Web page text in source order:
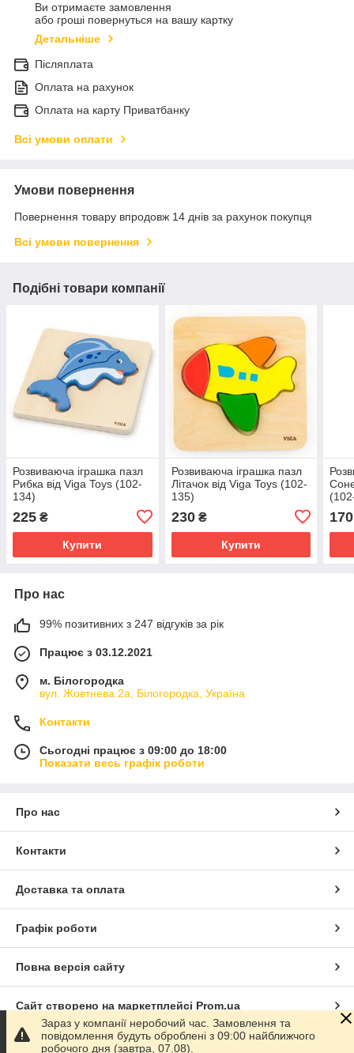
Ви отримаєте замовлення
або гроші повернуться на вашу картку
Детальніше
Післяплата
Оплата на рахунок
Оплата на карту Приватбанку
Всі умови оплати
Умови повернення
Повернення товару впродовж 14 днів за рахунок покупця
Всі умови повернення
Подібні товари компанії
Розвиваюча іграшка пазл
Рибка від Viga Toys (102-
134)
225 ₴
Купити
Розвиваюча іграшка пазл
Літачок від Viga Toys (102-
135)
230₴
Купити
170
Про нас
99% позитивних з 247 відгуків за рік
Працює з 03.12.2021
м. Білогородка
вул. Жовтнева 2а, Білогородка, Україна
Контакти
Сьогодні працює з 09:00 до 18:00
Показати весь графік роботи
Про нас
Контакти
Доставка та оплата
Графік роботи
Повна версія сайту
Сайт створено на маркетплейсі Prom.ua
Політика конфіденційності
Зараз у компанії неробочий час. Замовлення та
повідомлення будуть оброблені з 09:00 найближчого
робочого дня (завтра, 07.08).